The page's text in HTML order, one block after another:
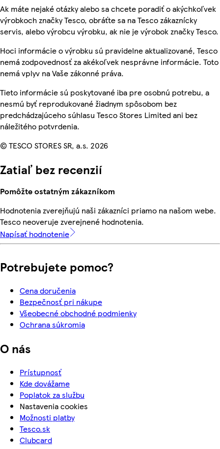
Ak máte nejaké otázky alebo sa chcete poradiť o akýchkoľvek
výrobkoch značky Tesco, obráťte sa na Tesco zákaznícky
servis, alebo výrobcu výrobku, ak nie je výrobok značky Tesco.
Hoci informácie o výrobku sú pravidelne aktualizované, Tesco
nemá zodpovednosť za akékoľvek nesprávne informácie. Toto
nemá vplyv na Vaše zákonné práva.
Tieto informácie sú poskytované iba pre osobnú potrebu, a
nesmú byť reprodukované žiadnym spôsobom bez
predchádzajúceho súhlasu Tesco Stores Limited ani bez
náležitého potvrdenia.
© TESCO STORES SR, a.s. 2026
Zatiaľ bez recenzií
Pomôžte ostatným zákazníkom
Hodnotenia zverejňujú naši zákazníci priamo na našom webe.
Tesco neoveruje zverejnené hodnotenia.
Napísať hodnotenie
Potrebujete pomoc?
Cena doručenia
Bezpečnosť pri nákupe
Všeobecné obchodné podmienky
Ochrana súkromia
O nás
Prístupnosť
Kde dovážame
Poplatok za službu
Nastavenia cookies
Možnosti platby
Tesco.sk
Clubcard